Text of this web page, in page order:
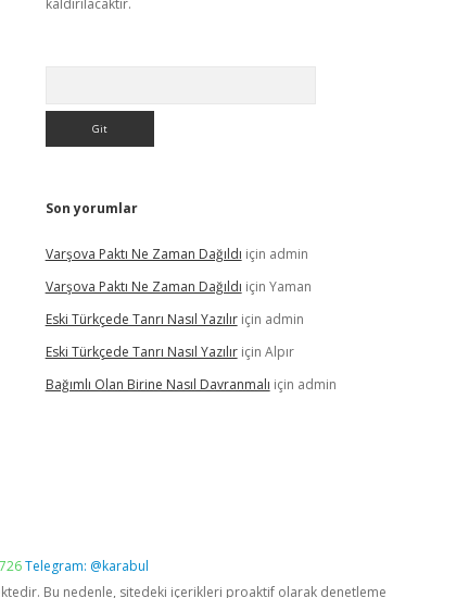
kaldırılacaktır.
Son yorumlar
Varşova Paktı Ne Zaman Dağıldı için admin
Varşova Paktı Ne Zaman Dağıldı için Yaman
Eski Türkçede Tanrı Nasıl Yazılıriçin admin
Eski Türkçede Tanrı Nasıl Yazılıriçin Alpır
Bağımlı Olan Birine Nasıl Davranmalı için admin
Telegram: @karabul
Bu nedenle, sitedeki içerikleri proaktif olarak denetleme